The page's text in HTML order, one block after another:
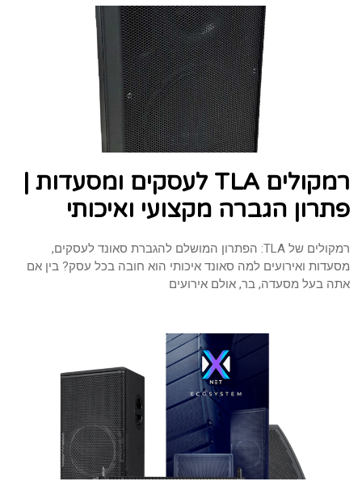
רמקולים TLA לעסקים ומסעדות |
פתרון הגברה מקצועי ואיכותי
רמקולים של TLA: הפתרון המושלם להגברת סאונד לעסקים,
מסעדות ואירועים למה סאונד איכותי הוא חובה בכל עסק? בין אם
אתה בעל מסעדה, בר, אולם אירועים